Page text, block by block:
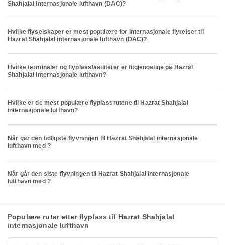
Shahjalal internasjonale lufthavn (DAC)?
Hvilke flyselskaper er mest populære for internasjonale flyreiser til
Hazrat Shahjalal internasjonale lufthavn (DAC)?
Hvilke terminaler og flyplassfasiliteter er tilgjengelige på Hazrat
Shahjalal internasjonale lufthavn?
Hvilke er de mest populære flyplassrutene til Hazrat Shahjalal
internasjonale lufthavn?
Når går den tidligste flyvningen til Hazrat Shahjalal internasjonale
lufthavn med ?
Når går den siste flyvningen til Hazrat Shahjalal internasjonale
lufthavn med ?
Populære ruter etter flyplass til Hazrat Shahjalal
internasjonale lufthavn